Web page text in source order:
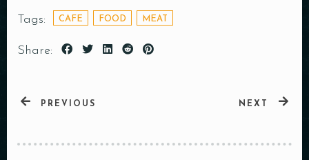
Tags: CAFE FOOD MEAT
Share:
PREVIOUS NEXT